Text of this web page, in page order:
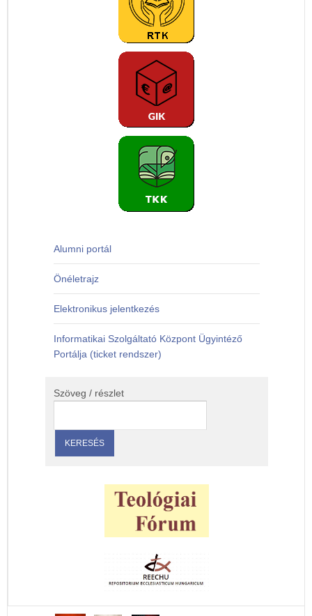
Alumni portál
Önéletrajz
Elektronikus jelentkezés
Informatikai Szolgáltató Központ Ügyintéző
Portálja (ticket rendszer)
Szöveg / részlet